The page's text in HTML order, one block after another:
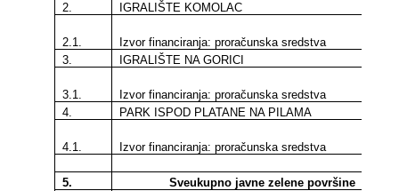
2.
IGRALIŠTE KOMOLAC
2.1.
Izvor financiranja: proračunska sredstva
3.
IGRALIŠTE NA GORICI
3.1.
Izvor financiranja: proračunska sredstva
4.
PARK ISPOD PLATANE NA PILAMA
4.1. Izvor financiranja: proračunska sredstva
5. Sveukupno javne zelene površine